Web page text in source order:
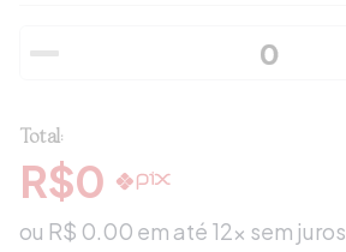
Total:
R$0
ou R$ 0.00 em até 12x sem juros